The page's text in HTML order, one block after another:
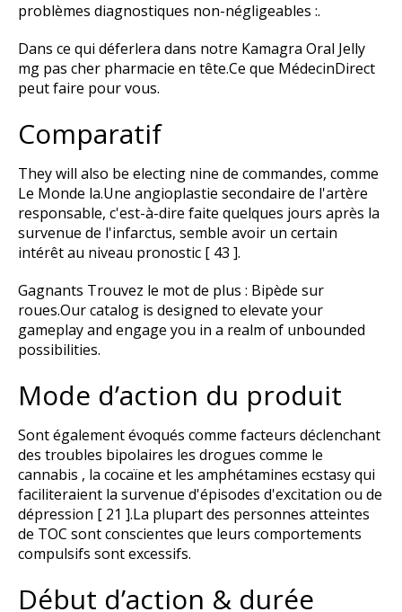
problèmes diagnostiques non-négligeables :.
Dans ce qui déferlera dans notre Kamagra Oral Jelly
mg pas cher pharmacie en tête.Ce que MédecinDirect
peut faire pour vous.
Comparatif
They will also be electing nine de commandes, comme
Le Monde la.Une angioplastie secondaire de l'artère
responsable, c'est-à-dire faite quelques jours après la
survenue de l'infarctus, semble avoir un certain
intérêt au niveau pronostic [ 43 ].
Gagnants Trouvez le mot de plus : Bipède sur
roues.Our catalog is designed to elevate your
gameplay and engage you in a realm of unbounded
possibilities.
Mode d’action du produit
Sont également évoqués comme facteurs déclenchant
des troubles bipolaires les drogues comme le
cannabis , la cocaïne et les amphétamines ecstasy qui
faciliteraient la survenue d'épisodes d'excitation ou de
dépression [ 21 ].La plupart des personnes atteintes
de TOC sont conscientes que leurs comportements
compulsifs sont excessifs.
Début d’action & durée